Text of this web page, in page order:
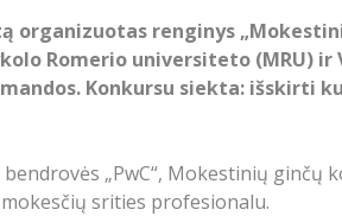
organizuotas renginys
Romerio universiteto (MRU) ir
Konkursu siekta: išskirti
„PwC“, Mokestinių
srities profesionalu.